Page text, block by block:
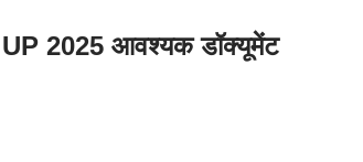
2025 आवश्यक डॉक्यूमेंट